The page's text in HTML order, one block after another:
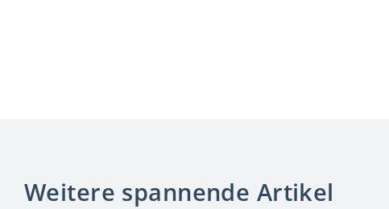
Weitere spannende Artikel